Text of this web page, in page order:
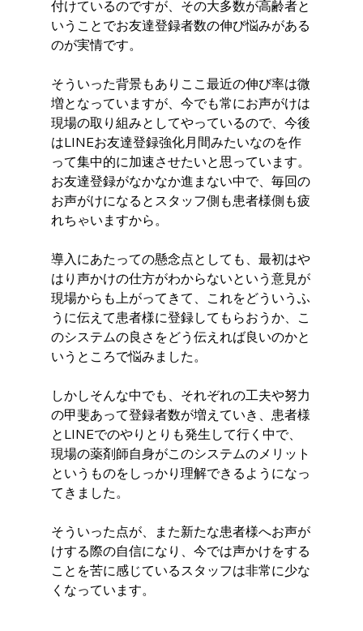
付けているのですが、その大多数が高齢者と
いうことでお友達登録者数の伸び悩みがある
のが実情です。
そういった背景もありここ最近の伸び率は微
増となっていますが、今でも常にお声がけは
現場の取り組みとしてやっているので、今後
はLINEお友達登録強化月間みたいなのを作
って集中的に加速させたいと思っています。
お友達登録がなかなか進まない中で、毎回の
お声がけになるとスタッフ側も患者様側も疲
れちゃいますから。
導入にあたっての懸念点としても、最初はや
はり声かけの仕方がわからないという意見が
現場からも上がってきて、これをどういうふ
うに伝えて患者様に登録してもらおうか、こ
のシステムの良さをどう伝えれば良いのかと
いうところで悩みました。
しかしそんな中でも、それぞれの工夫や努力
の甲斐あって登録者数が増えていき、患者様
とLINEでのやりとりも発生して行く中で、
現場の薬剤師自身がこのシステムのメリット
というものをしっかり理解できるようになっ
てきました。
そういった点が、また新たな患者様へお声が
けする際の自信になり、今では声かけをする
ことを苦に感じているスタッフは非常に少な
くなっています。